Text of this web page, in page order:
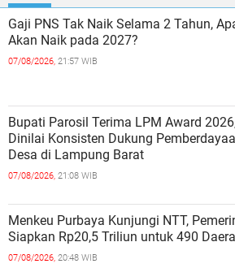
Gaji PNS Tak Naik Selama 2 Tahun,
Akan Naik pada 2027?
07/08/2026, 21:57 WIB
Bupati Parosil Terima LPM Award
Dinilai Konsisten Dukung
Desa di Lampung Barat
07/08/2026, 21:08 WIB
Menkeu Purbaya Kunjungi NTT,
Siapkan Rp20,5 Triliun untuk 490
07/08/2026, 20:48 WIB